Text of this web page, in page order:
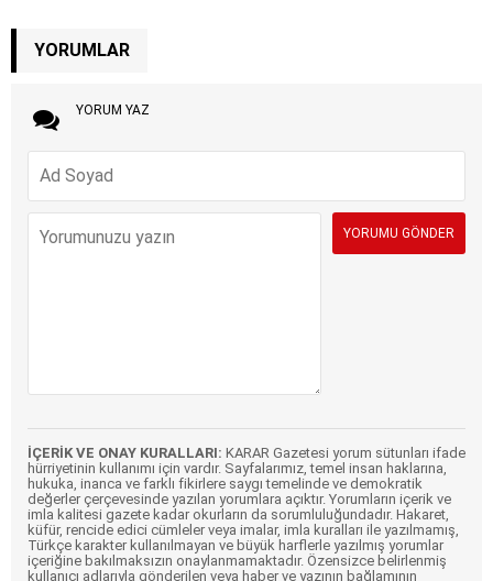
YORUMLAR
YORUM YAZ
İÇERİK VE ONAY KURALLARI: KARAR Gazetesi yorum sütunları ifade
hürriyetinin kullanımı için vardır. Sayfalarımız, temel insan haklarına,
hukuka, inanca ve farklı fikirlere saygı temelinde ve demokratik
değerler çerçevesinde yazılan yorumlara açıktır. Yorumların içerik ve
imla kalitesi gazete kadar okurların da sorumluluğundadır. Hakaret,
küfür, rencide edici cümleler veya imalar, imla kuralları ile yazılmamış,
Türkçe karakter kullanılmayan ve büyük harflerle yazılmış yorumlar
içeriğine bakılmaksızın onaylanmamaktadır. Özensizce belirlenmiş
kullanıcı adlarıyla gönderilen veya haber ve yazının bağlamının